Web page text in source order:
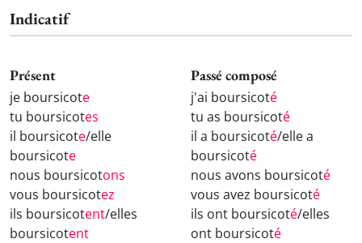
Indicatif
Présent
je boursicote
tu boursicotes
il boursicote/elle
boursicote
nous boursicotons
vous boursicotez
ils boursicotent/elles
boursicotent
Passé composé
j'ai boursicoté
tu as boursicoté
il a boursicoté/elle a
boursicoté
nous avons boursicoté
vous avez boursicoté
ils ont boursicoté/elles
ont boursicoté